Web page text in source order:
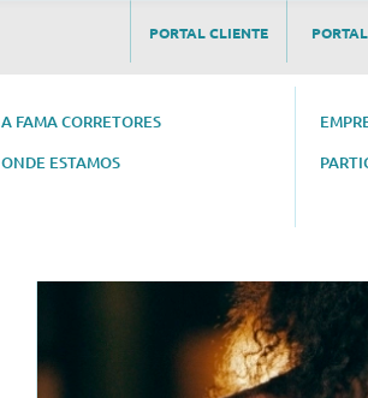
PORTAL CLIENTE
A FAMA CORRETORES
ONDE ESTAMOS